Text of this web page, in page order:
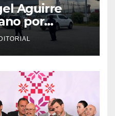
Aguirre
por
de